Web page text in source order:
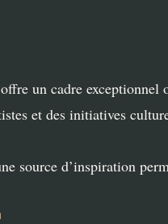
un cadre exceptionnel
et des initiatives
source d’inspiration